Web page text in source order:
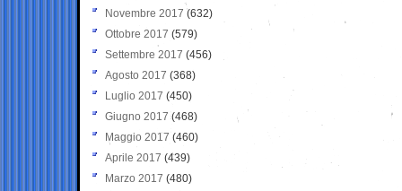
Novembre 2017 (632)
Ottobre 2017 (579)
Settembre 2017 (456)
Agosto 2017 (368)
Luglio 2017 (450)
Giugno 2017 (468)
Maggio 2017 (460)
Aprile 2017 (439)
Marzo 2017 (480)